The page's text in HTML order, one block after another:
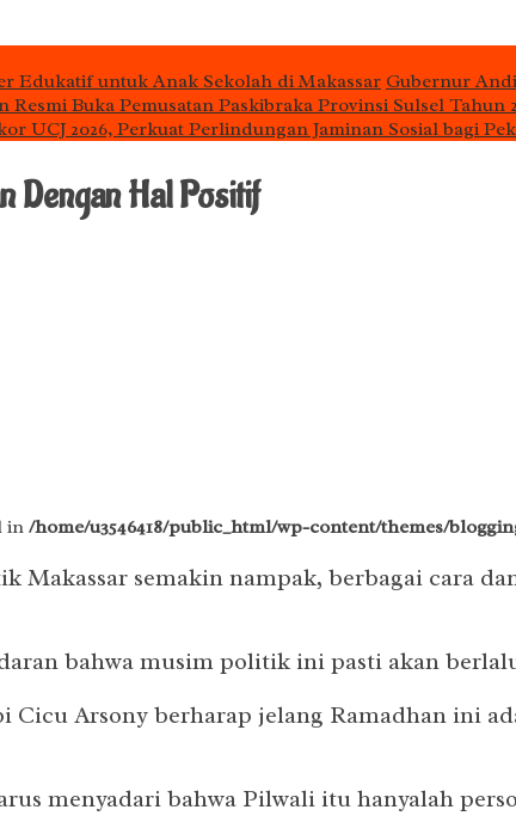
Edukatif untuk Anak Sekolah di Makassar Gubernur
Resmi Buka Pemusatan Paskibraka Provinsi Sulsel Tahun
UCJ 2026, Perkuat Perlindungan Jaminan Sosial bagi
Dengan Hal Positif
in /home/u3546418/public_html/wp-content/themes/
Makassar semakin nampak, berbagai cara
bahwa musim politik ini pasti akan
Arsony berharap jelang Ramadhan ini
menyadari bahwa Pilwali itu hanyalah